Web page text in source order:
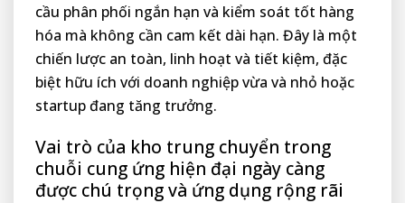
cầu phân phối ngắn hạn và kiểm soát tốt hàng
hóa mà không cần cam kết dài hạn. Đây là một
chiến lược an toàn, linh hoạt và tiết kiệm, đặc
biệt hữu ích với doanh nghiệp vừa và nhỏ hoặc
startup đang tăng trưởng.
Vai trò của kho trung chuyển trong
chuỗi cung ứng hiện đại ngày càng
được chú trọng và ứng dụng rộng rãi